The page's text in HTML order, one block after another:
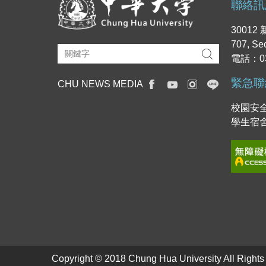
CHU NEWS MEDIA
聯絡
30012
707,
電話：
緊急
校園安
學生宿
Copyright © 2018 Chung Hua University All